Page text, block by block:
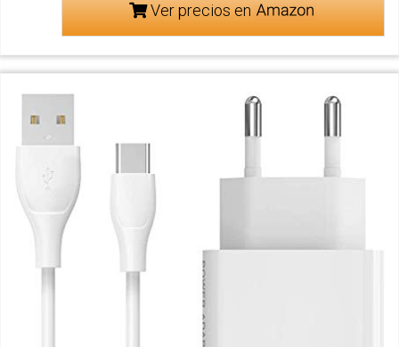
Ver precios en